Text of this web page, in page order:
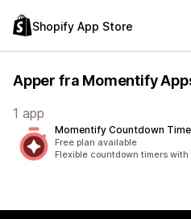
Shopify App Store
Apper fra Momentify
1 app
Momentify Countdown
Free plan available
Flexible countdown timers